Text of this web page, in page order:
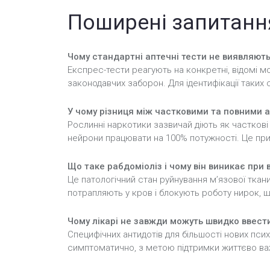
Поширені
Чому стандартні аптечні тести не
Експрес-тести реагують на конкретні, відомі
законодавчих заборон. Для ідентифікації
У чому різниця між частковими та повними
Рослинні наркотики зазвичай діють як
нейрони працювати на 100% потужності. Це
Що таке рабдоміоліз і чому він виникає при
Це патологічний стан руйнування м’язової
потрапляють у кров і блокують роботу нирок,
Чому лікарі не завжди можуть швидко
Специфічних антидотів для більшості нових
симптоматично, з метою підтримки життєво